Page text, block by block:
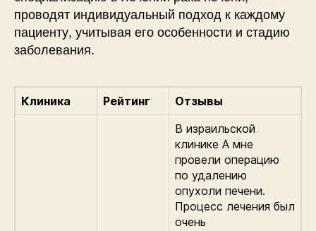
проводят индивидуальный подход к каждому
пациенту, учитывая его особенности и стадию
заболевания.
Клиника Рейтинг Отзывы
В израильской
клинике А мне
провели операцию
по удалению
опухоли печени.
Процесс лечения был
очень